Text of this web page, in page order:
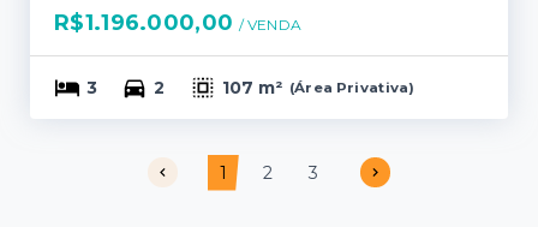
R$1.196.000,00 / VENDA
3 2 107 m² (Área Privativa)
1 2 3